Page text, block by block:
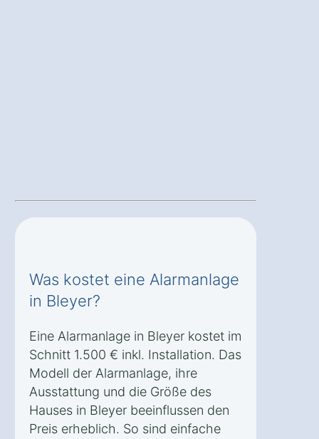
Was kostet eine Alarmanlage
in Bleyer?
Eine Alarmanlage in Bleyer kostet im
Schnitt 1.500 € inkl. Installation. Das
Modell der Alarmanlage, ihre
Ausstattung und die Größe des
Hauses in Bleyer beeinflussen den
Preis erheblich. So sind einfache